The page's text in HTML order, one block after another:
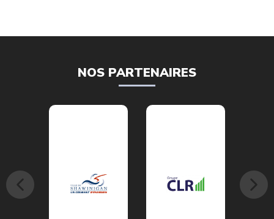
NOS PARTENAIRES